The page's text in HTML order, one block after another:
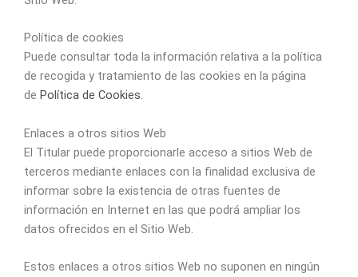
Política de cookies
Puede consultar toda la información relativa a la política
de recogida y tratamiento de las cookies en la página
de Política de Cookies.
Enlaces a otros sitios Web
El Titular puede proporcionarle acceso a sitios Web de
terceros mediante enlaces con la finalidad exclusiva de
informar sobre la existencia de otras fuentes de
información en Internet en las que podrá ampliar los
datos ofrecidos en el Sitio Web.
Estos enlaces a otros sitios Web no suponen en ningún